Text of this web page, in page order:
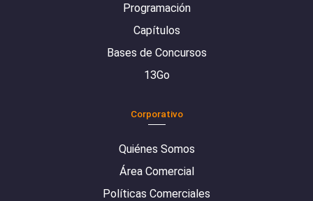
Programación
Capítulos
Bases de Concursos
13Go
Corporativo
Quiénes Somos
Área Comercial
Políticas Comerciales